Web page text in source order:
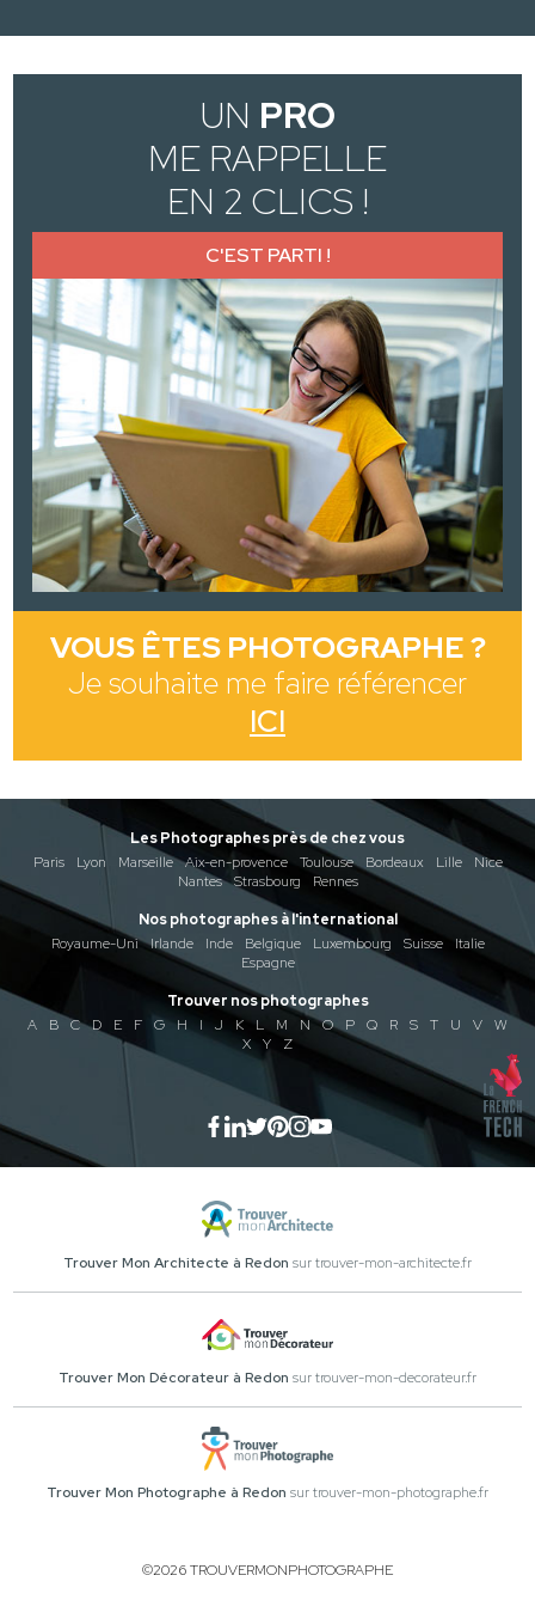
UN PRO
ME RAPPELLE
EN 2 CLICS !
C'EST PARTI !
VOUS ÊTES PHOTOGRAPHE ?
Je souhaite me faire référencer
ICI
Les Photographes près de chez vous
Paris
Lyon Marseille Aix-en-provence Toulouse Bordeaux Lille
Nice
Nantes
Strasbourg
Rennes
Nos photographes à l'international
Royaume-Uni
Irlande Inde Belgique Luxembourg Suisse
Italie
Espagne
Trouver nos photographes
A
B C D E F G H I J K L M N O P Q R S T U V
W
X
Y Z
Trouver Mon Architecte à Redon sur trouver-mon-architecte.fr
Trouver Mon Décorateur à Redon sur trouver-mon-decorateur.fr
Trouver Mon Photographe à Redon sur trouver-mon-photographe.fr
©2026 TROUVERMONPHOTOGRAPHE